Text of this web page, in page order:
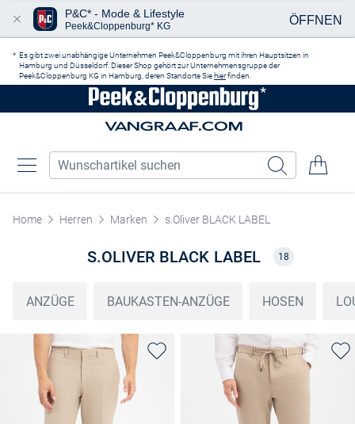
Es gibt zwei unabhängige Unternehmen Peek&Cloppenburg mit ihren Hauptsitzen in
Hamburg und Düsseldorf. Dieser Shop gehört zur Unternehmensgruppe der
Peek&Cloppenburg KG in Hamburg, deren Standorte Sie hierfinden.
Home Herren Marken s.Oliver BLACK LABEL
S.OLIVER BLACK LABEL 18
ANZÜGE BAUKASTEN-ANZÜGE HOSEN
P&C* - Mode & Lifestyle
Peek&Cloppenburg* KG ÖFFNEN